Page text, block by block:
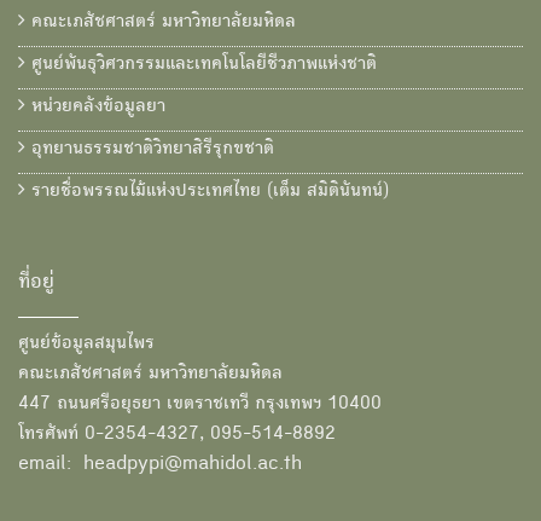
คณะเภสัชศาสตร์ มหาวิทยาลัยมหิดล
ศูนย์พันธุวิศวกรรมและเทคโนโลยีชีวภาพแห่งชาติ
หน่วยคลังข้อมูลยา
อุทยานธรรมชาติวิทยาสิรีรุกขชาติ
รายชื่อพรรณไม้แห่งประเทศไทย (เต็ม สมิตินันทน์)
ที่อยู่
ศูนย์ข้อมูลสมุนไพร
คณะเภสัชศาสตร์ มหาวิทยาลัยมหิดล
447 ถนนศรีอยุธยา เขตราชเทวี กรุงเทพฯ 10400
โทรศัพท์ 0-2354-4327, 095-514-8892
email: headpypi@mahidol.ac.th